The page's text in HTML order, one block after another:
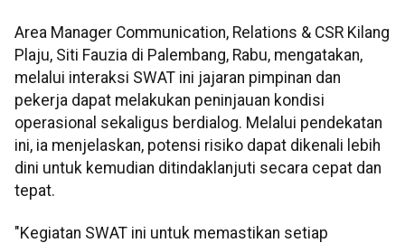
Area Manager Communication, Relations & CSR Kilang
Plaju, Siti Fauzia di Palembang, Rabu, mengatakan,
melalui interaksi SWAT ini jajaran pimpinan dan
pekerja dapat melakukan peninjauan kondisi
operasional sekaligus berdialog. Melalui pendekatan
ini, ia menjelaskan, potensi risiko dapat dikenali lebih
dini untuk kemudian ditindaklanjuti secara cepat dan
tepat.
"Kegiatan SWAT ini untuk memastikan setiap